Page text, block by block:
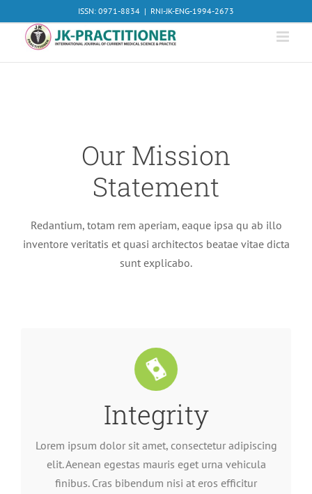
to
content
ISSN: 0971-8834 | RNI-JK-ENG-1994-2673
Our Mission
Statement
Redantium, totam rem aperiam, eaque ipsa qu ab illo
inventore veritatis et quasi architectos beatae vitae dicta
sunt explicabo.
Integrity
Lorem ipsum dolor sit amet, consectetur adipiscing
elit. Aenean egestas mauris eget urna vehicula
finibus. Cras bibendum nisi at eros efficitur
Lorem ipsum dolor sit amet, consectetur adipiscing
elit. Aenean egestas mauris eget urna vehicula
finibus. Cras bibendum nisi at eros efficitur
consequat.